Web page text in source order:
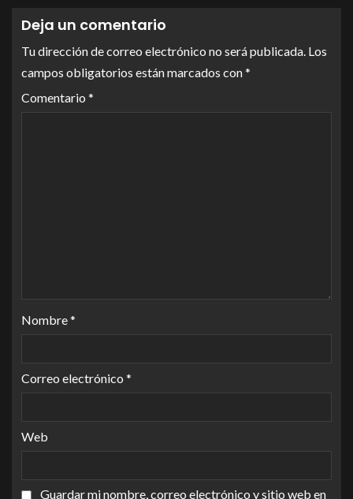
Deja un comentario
Tu dirección de correo electrónico no será publicada. Los
campos obligatorios están marcados con*
Comentario *
Nombre*
Correo electrónico *
Web
Guardar mi nombre, correo electrónico y sitio web en